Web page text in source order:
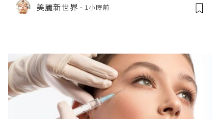
美麗新世界 1小時前